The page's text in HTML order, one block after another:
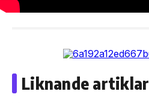
Liknande artiklar